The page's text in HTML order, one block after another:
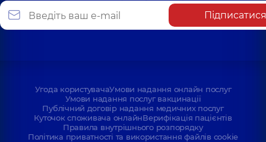
Підписатися
Угода користувачаУмови надання онлайн послуг
Умови надання послуг вакцинації
Публічний договір надання медичних послуг
Куточок споживача онлайнВерифікація пацієнтів
Правила внутрішнього розпорядку
Політика приватності та використання файлів cookie